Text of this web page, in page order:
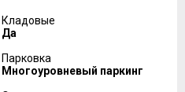
Кладовые
Да
Парковка
Многоуровневый паркинг